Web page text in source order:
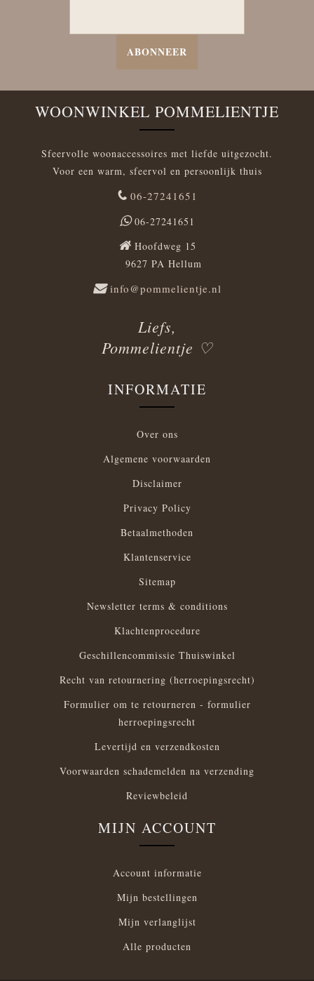
ABONNEER
WOONWINKEL POMMELIENTJE
Sfeervolle woonaccessoires met liefde uitgezocht.
Voor een warm, sfeervol en persoonlijk thuis
06-27241651
06-27241651
Hoofdweg 15
9627 PA Hellum
info@pommelientje.nl
Liefs,
Pommelientje ♡
INFORMATIE
Over ons
Algemene voorwaarden
Disclaimer
Privacy Policy
Betaalmethoden
Klantenservice
Sitemap
Newsletter terms & conditions
Klachtenprocedure
Geschillencommissie Thuiswinkel
Recht van retournering (herroepingsrecht)
Formulier om te retourneren - formulier
herroepingsrecht
Levertijd en verzendkosten
Voorwaarden schademelden na verzending
Reviewbeleid
MIJN ACCOUNT
Account informatie
Mijn bestellingen
Mijn verlanglijst
Alle producten